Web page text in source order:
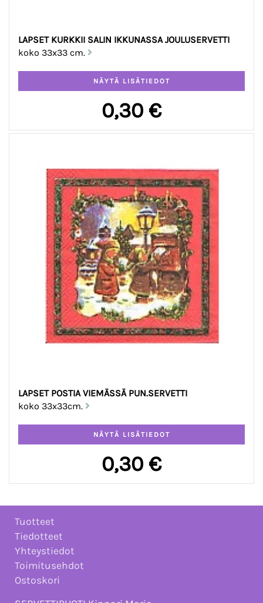
LAPSET KURKKII SALIN IKKUNASSA JOULUSERVETTI
koko 33x33 cm.
0,30 €
LAPSET POSTIA VIEMÄSSÄ PUN.SERVETTI
koko 33x33cm.
0,30 €
Tuotteet
Tiedotteet
Yhteystiedot
Toimitusehdot
Ostoskori